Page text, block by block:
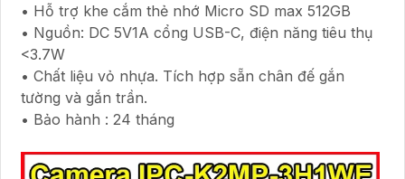
• Hỗ trợ khe cắm thẻ nhớ Micro SD max 512GB
• Nguồn: DC 5V1A cổng USB-C, điện năng tiêu thụ
<3.7W
• Chất liệu vỏ nhựa. Tích hợp sẵn chân đế gắn
tường và gắn trần.
• Bảo hành : 24 tháng